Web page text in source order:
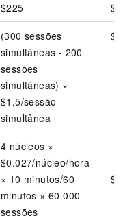
$225
(300 sessões
simultâneas - 200
sessões
simultâneas) ×
$1,5/sessão
simultânea
4 núcleos ×
$0.027/núcleo/hora
× 10 minutos/60
minutos × 60.000
sessões